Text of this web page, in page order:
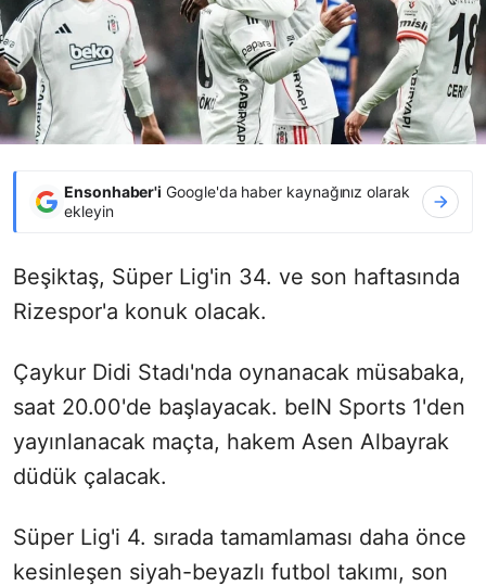
Ensonhaber'i Google'da haber kaynağınız olarak
ekleyin
Beşiktaş, Süper Lig'in 34. ve son haftasında
Rizespor'a konuk olacak.
Çaykur Didi Stadı'nda oynanacak müsabaka,
saat 20.00'de başlayacak. beIN Sports 1'den
yayınlanacak maçta, hakem Asen Albayrak
düdük çalacak.
Süper Lig'i 4. sırada tamamlaması daha önce
kesinleşen siyah-beyazlı futbol takımı, son